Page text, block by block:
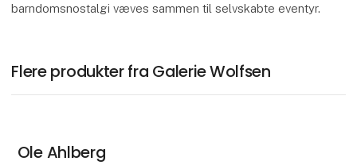
barndomsnostalgi væves sammen til selvskabte eventyr.
Flere produkter fra Galerie Wolfsen
Ole Ahlberg